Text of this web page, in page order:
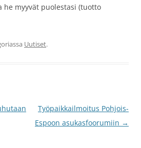
he myyvät puolestasi (tuotto
Uutiset.
Työpaikkailmoitus Pohjois-
Espoon asukasfoorumiin →